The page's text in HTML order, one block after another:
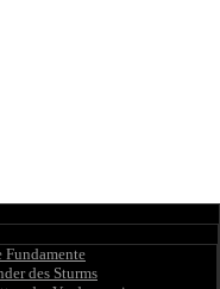
des Sturms